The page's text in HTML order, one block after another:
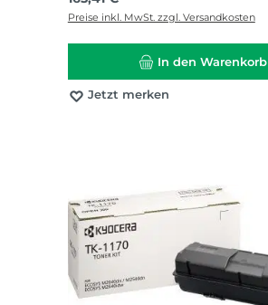
Preise inkl. MwSt. zzgl. Versandkosten
In den Warenkorb
Jetzt merken